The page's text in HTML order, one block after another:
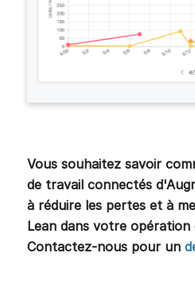
Vous souhaitez savoir
de travail connectés
à réduire les pertes et à
Lean dans votre
Contactez-nous pour un